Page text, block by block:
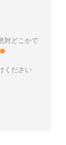
対どこかで
ください